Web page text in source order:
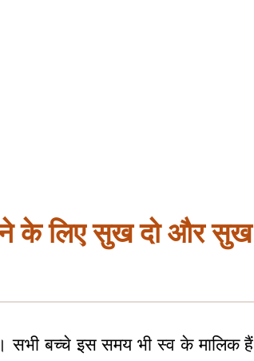
के लिए सुख दो और सुख
सभी बच्चे इस समय भी स्व के मालिक हैं